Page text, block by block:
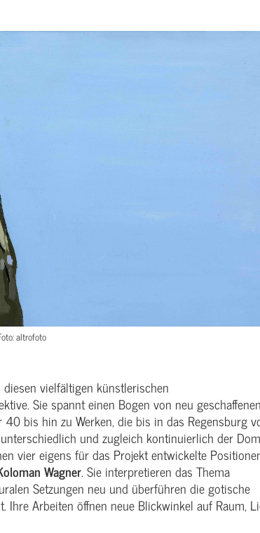
altrofoto
vielfältigen künstlerischen
Sie spannt einen Bogen von neu
bis hin zu Werken, die bis in das Regensburg
und zugleich kontinuierlich der
vier eigens für das Projekt entwickelte
Wagner. Sie interpretieren das Thema
Setzungen neu und überführen die gotische
Arbeiten öffnen neue Blickwinkel auf Raum,